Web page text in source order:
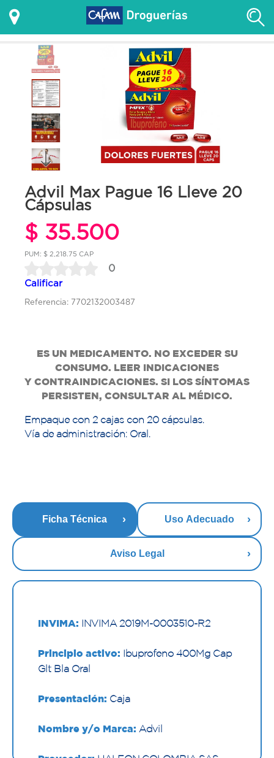
Advil Max Pague 16 Lleve 20
Cápsulas
$ 35.500
PUM: $ 2,218.75 CAP
0
Calificar
Referencia: 7702132003487
ES UN MEDICAMENTO. NO EXCEDER SU
CONSUMO. LEER INDICACIONES
Y CONTRAINDICACIONES. SI LOS SÍNTOMAS
PERSISTEN, CONSULTAR AL MÉDICO.
Empaque con 2 cajas con 20 cápsulas.
Vía de administración: Oral.
Ficha Técnica Uso Adecuado
Aviso Legal
INVIMA: INVIMA 2019M-0003510-R2
Principio activo: Ibuprofeno 400Mg Cap
Glt Bla Oral
Presentación: Caja
Nombre y/o Marca: Advil